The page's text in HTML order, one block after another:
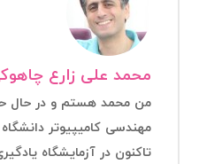
محمد علی زارع
من محمد هستم و در حال
تاکنون در آزمایشگاه